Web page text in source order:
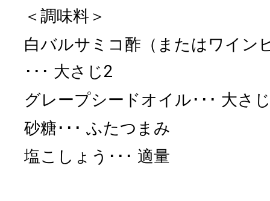
＜調味料＞
白バルサミコ酢（またはワイン
大さじ2
グレープシードオイル
大さ
砂糖
ふたつまみ
塩こしょう
適量